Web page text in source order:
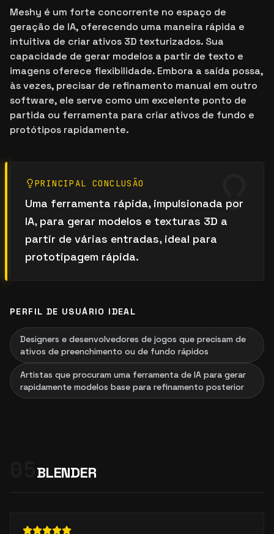
Meshy é um forte concorrente no espaço de
geração de IA, oferecendo uma maneira rápida e
intuitiva de criar ativos 3D texturizados. Sua
capacidade de gerar modelos a partir de texto e
imagens oferece flexibilidade. Embora a saída possa,
às vezes, precisar de refinamento manual em outro
software, ele serve como um excelente ponto de
partida ou ferramenta para criar ativos de fundo e
protótipos rapidamente.
PRINCIPAL CONCLUSÃO
Uma ferramenta rápida, impulsionada por
IA, para gerar modelos e texturas 3D a
partir de várias entradas, ideal para
prototipagem rápida.
PERFIL DE USUÁRIO IDEAL
Designers e desenvolvedores de jogos que precisam de
ativos de preenchimento ou de fundo rápidos
Artistas que procuram uma ferramenta de IA para gerar
rapidamente modelos base para refinamento posterior
BLENDER